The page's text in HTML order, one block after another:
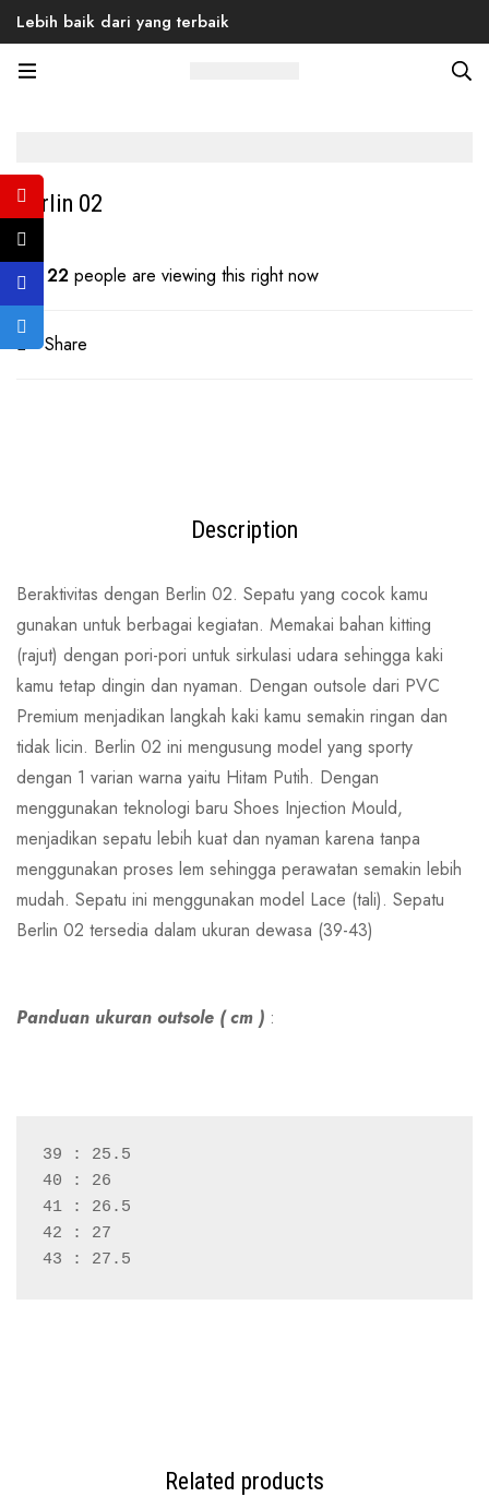
Lebih baik dari yang terbaik
Berlin 02
22 people are viewing this right now
Share
Description
Beraktivitas dengan Berlin 02. Sepatu yang cocok kamu
gunakan untuk berbagai kegiatan. Memakai bahan kitting
(rajut) dengan pori-pori untuk sirkulasi udara sehingga kaki
kamu tetap dingin dan nyaman. Dengan outsole dari PVC
Premium menjadikan langkah kaki kamu semakin ringan dan
tidak licin. Berlin 02 ini mengusung model yang sporty
dengan 1 varian warna yaitu Hitam Putih. Dengan
menggunakan teknologi baru Shoes Injection Mould,
menjadikan sepatu lebih kuat dan nyaman karena tanpa
menggunakan proses lem sehingga perawatan semakin lebih
mudah. Sepatu ini menggunakan model Lace (tali). Sepatu
Berlin 02 tersedia dalam ukuran dewasa (39-43)
Panduan ukuran outsole ( cm ) :
39 : 25.5
40 : 26
41 : 26.5
42 : 27
43 : 27.5
Related products